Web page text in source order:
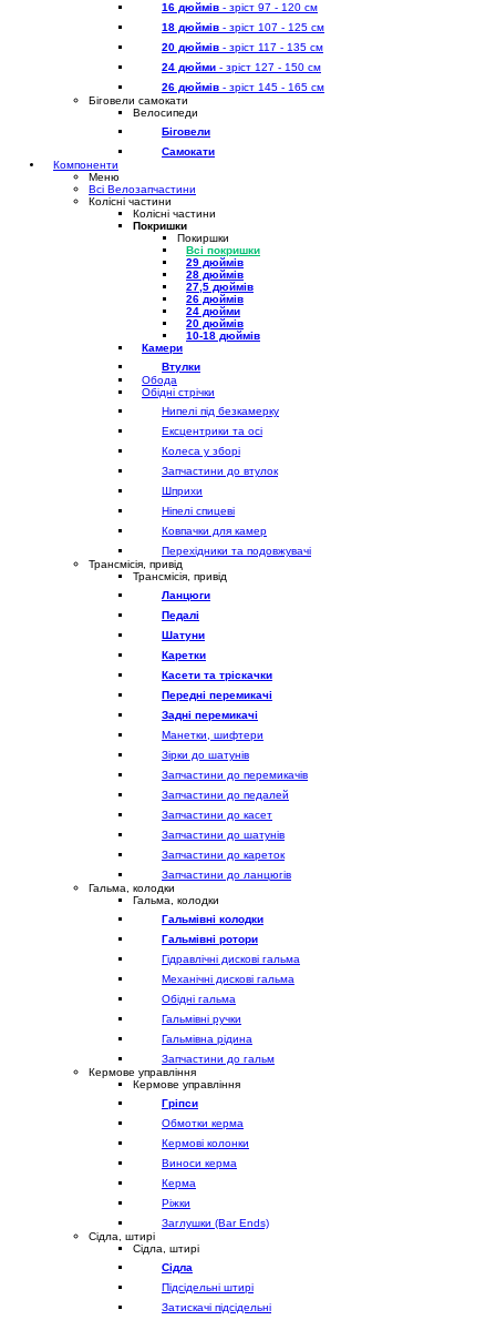
16 дюймів - зріст 97 - 120 см
18 дюймів - зріст 107 - 125 см
20 дюймів - зріст 117 - 135 см
24 дюйми - зріст 127 - 150 см
26 дюймів - зріст 145 - 165 см
Біговели самокати
Велосипеди
Біговели
Самокати
Компоненти
Меню
Всі Велозапчастини
Колісні частини
Колісні частини
Покришки
Покиршки
Всі покришки
29 дюймів
28 дюймів
27,5 дюймів
26 дюймів
24 дюйми
20 дюймів
10-18 дюймів
Камери
Втулки
Обода
Обідні стрічки
Нипелі під безкамерку
Ексцентрики та осі
Колеса у зборі
Запчастини до втулок
Шприхи
Ніпелі спицеві
Ковпачки для камер
Перехідники та подовжувачі
Трансмісія, привід
Трансмісія, привід
Ланцюги
Педалі
Шатуни
Каретки
Касети та тріскачки
Передні перемикачі
Задні перемикачі
Манетки, шифтери
Зірки до шатунів
Запчастини до перемикачів
Запчастини до педалей
Запчастини до касет
Запчастини до шатунів
Запчастини до кареток
Запчастини до ланцюгів
Гальма, колодки
Гальма, колодки
Гальмівні колодки
Гальмівні ротори
Гідравлічні дискові гальма
Механічні дискові гальма
Обідні гальма
Гальмівні ручки
Гальмівна рідина
Запчастини до гальм
Кермове управління
Кермове управління
Гріпси
Обмотки керма
Кермові колонки
Виноси керма
Керма
Ріжки
Заглушки (Bar Ends)
Сідла, штирі
Сідла, штирі
Сідла
Підсідельні штирі
Затискачі підсідельні